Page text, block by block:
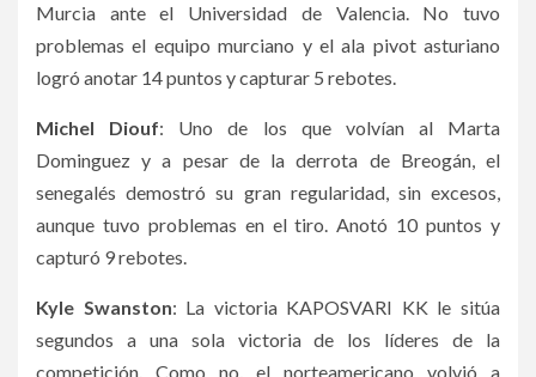
Murcia ante el Universidad de Valencia. No tuvo
problemas el equipo murciano y el ala pivot asturiano
logró anotar 14 puntos y capturar 5 rebotes.
Michel Diouf: Uno de los que volvían al Marta
Dominguez y a pesar de la derrota de Breogán, el
senegalés demostró su gran regularidad, sin excesos,
aunque tuvo problemas en el tiro. Anotó 10 puntos y
capturó 9 rebotes.
Kyle Swanston: La victoria KAPOSVARI KK le sitúa
segundos a una sola victoria de los líderes de la
competición. Como no, el norteamericano volvió a